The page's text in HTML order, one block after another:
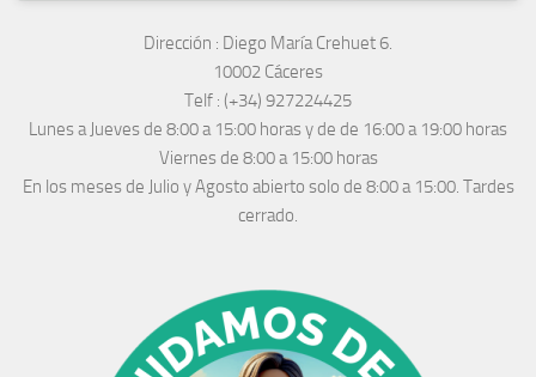
Dirección : Diego María Crehuet 6.
10002 Cáceres
Telf : (+34) 927224425
Lunes a Jueves de 8:00 a 15:00 horas y de de 16:00 a 19:00 horas
Viernes de 8:00 a 15:00 horas
En los meses de Julio y Agosto abierto solo de 8:00 a 15:00. Tardes
cerrado.